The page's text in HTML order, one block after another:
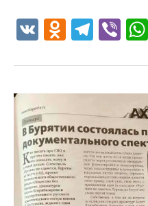
V O
n
o
kl
as
s
ni
T
e
gr
a
m
Vi
er